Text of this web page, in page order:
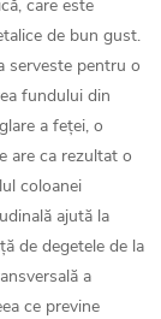
care este
de bun gust.
serveste pentru o
fundului din
a feței, o
are ca rezultat o
coloanei
ajută la
de degetele de la
a
ce previne